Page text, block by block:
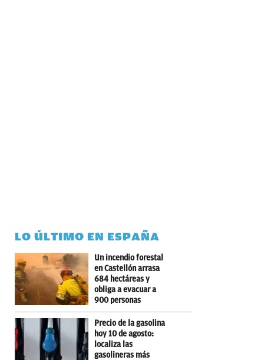
LO ÚLTIMO EN ESPAÑA
Un incendio forestal
en Castellón arrasa
684 hectáreas y
obliga a evacuar a
900 personas
Precio de la gasolina
hoy 10 de agosto:
localiza las
gasolineras más